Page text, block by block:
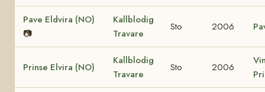
Pave Eldvira (NO)
📷
Kallblodig
Travare
Sto 2006
Prinse Elvira (NO)
Kallblodig
Travare
Sto 2006